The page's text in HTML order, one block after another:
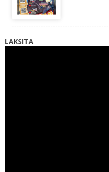
LAKSITA